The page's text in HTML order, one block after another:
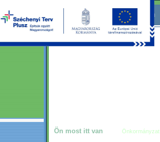
Kezdőlapnak beállítom
Ön most itt van Önkormányzat